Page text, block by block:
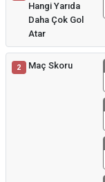
Hangi Yarıda
Daha Çok Gol
Atar
2 Maç Skoru